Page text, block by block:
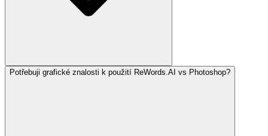
Potřebuji grafické znalosti k použití ReWords.AI vs Photoshop?